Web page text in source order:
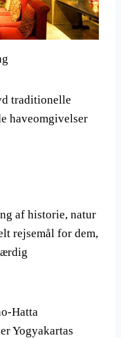
traditionelle
haveomgivelser
af historie, natur
rejsemål for dem,
Hatta
Yogyakartas